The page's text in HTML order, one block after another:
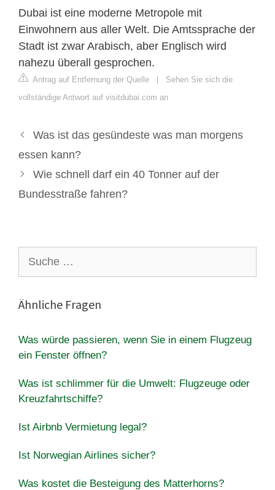
Dubai ist eine moderne Metropole mit
Einwohnern aus aller Welt. Die Amtssprache der
Stadt ist zwar Arabisch, aber Englisch wird
nahezu überall gesprochen.
Antrag auf Entfernung der Quelle | Sehen Sie sich die
vollständige Antwort auf visitdubai.com an
Was ist das gesündeste was man morgens
essen kann?
Wie schnell darf ein 40 Tonner auf der
Bundesstraße fahren?
nach:
Ähnliche Fragen
Was würde passieren, wenn Sie in einem Flugzeug
ein Fenster öffnen?
Was ist schlimmer für die Umwelt: Flugzeuge oder
Kreuzfahrtschiffe?
Ist Airbnb Vermietung legal?
Ist Norwegian Airlines sicher?
Was kostet die Besteigung des Matterhorns?